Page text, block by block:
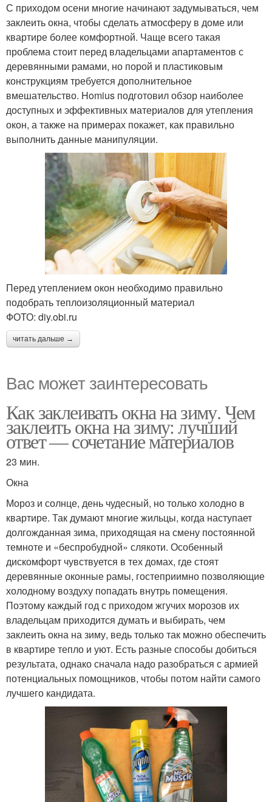
С приходом осени многие начинают задумываться, чем
заклеить окна, чтобы сделать атмосферу в доме или
квартире более комфортной. Чаще всего такая
проблема стоит перед владельцами апартаментов с
деревянными рамами, но порой и пластиковым
конструкциям требуется дополнительное
вмешательство. Homius подготовил обзор наиболее
доступных и эффективных материалов для утепления
окон, а также на примерах покажет, как правильно
выполнить данные манипуляции.
Перед утеплением окон необходимо правильно
подобрать теплоизоляционный материал
ФОТО: diy.obi.ru
читать дальше →
Вас может заинтересовать
Как заклеивать окна на зиму. Чем
заклеить окна на зиму: лучший
ответ — сочетание материалов
23 мин.
Окна
Мороз и солнце, день чудесный, но только холодно в
квартире. Так думают многие жильцы, когда наступает
долгожданная зима, приходящая на смену постоянной
темноте и «беспробудной» слякоти. Особенный
дискомфорт чувствуется в тех домах, где стоят
деревянные оконные рамы, гостеприимно позволяющие
холодному воздуху попадать внутрь помещения.
Поэтому каждый год с приходом жгучих морозов их
владельцам приходится думать и выбирать, чем
заклеить окна на зиму, ведь только так можно обеспечить
в квартире тепло и уют. Есть разные способы добиться
результата, однако сначала надо разобраться с армией
потенциальных помощников, чтобы потом найти самого
лучшего кандидата.